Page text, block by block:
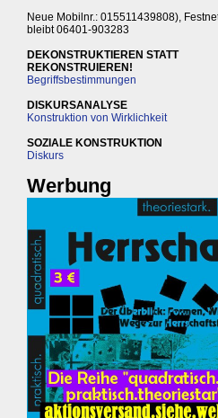
Neue Mobilnr.: 015511439808),
bleibt 06401-903283
DEKONSTRUKTIEREN STATT
REKONSTRUIEREN!
Begriffsbestimmungen
DISKURSANALYSE
Konstruktion von Wirklichkeit
SOZIALE KONSTRUKTION
Diskurs
Werbung